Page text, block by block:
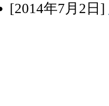
[2014年7月 2 日]